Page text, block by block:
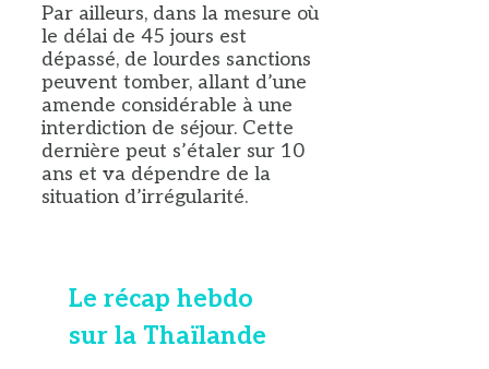
Par ailleurs, dans la mesure où
le délai de 45 jours est
dépassé, de lourdes sanctions
peuvent tomber, allant d’une
amende considérable à une
interdiction de séjour. Cette
dernière peut s’étaler sur 10
ans et va dépendre de la
situation d’irrégularité.
Le récap hebdo
sur la Thaïlande